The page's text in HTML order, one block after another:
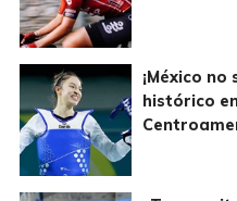
¡México
histórico